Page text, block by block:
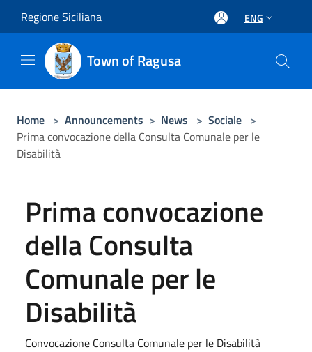
Regione Siciliana ENG
Town of Ragusa
Home > Announcements > News > Sociale >
Prima convocazione della Consulta Comunale per le
Disabilità
Prima convocazione
della Consulta
Comunale per le
Disabilità
Convocazione Consulta Comunale per le Disabilità